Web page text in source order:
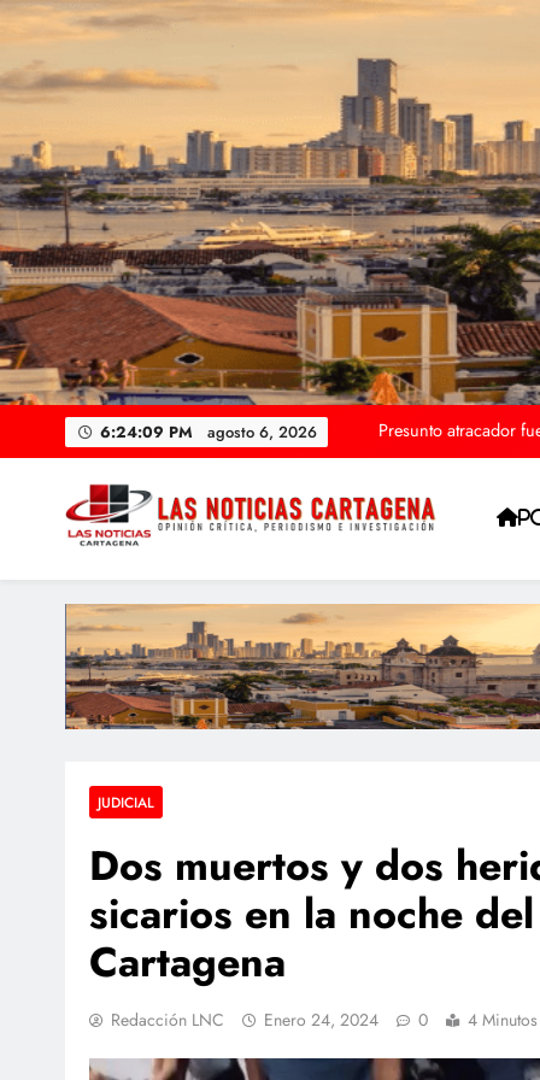
Saltar
contenido
6:24:11 PM agosto 6, 2026
Procuraduría
Colombia ratifica
Presunto atracador
Procuraduría
Colombia ratifica
Presunto atracador
Procuraduría
LAS NOTICIAS CARTAGENA
Periodismo e Investigación
JUDICIAL
Dos muertos y dos
sicarios en la noche
Cartagena
Redacción LNC Enero 24, 2024 0 4 Minutos